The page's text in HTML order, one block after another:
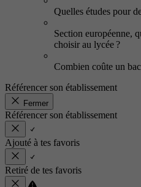
Quelles études pour
Section européenne,
choisir au lycée ?
Combien coûte un
Référencer son établissement
Fermer
Référencer son établissement
Ajouté à tes favoris
Retiré de tes favoris